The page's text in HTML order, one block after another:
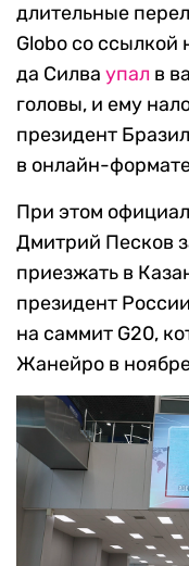
длительные
Globo со ссылкой
да Силва упал в
головы, и ему
президент
в онлайн-
При этом
Дмитрий Песков
приезжать в
президент
на саммит G20,
Жанейро в